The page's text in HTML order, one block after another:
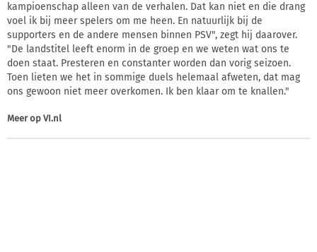
kampioenschap alleen van de verhalen. Dat kan niet en die drang
voel ik bij meer spelers om me heen. En natuurlijk bij de
supporters en de andere mensen binnen PSV", zegt hij daarover.
"De landstitel leeft enorm in de groep en we weten wat ons te
doen staat. Presteren en constanter worden dan vorig seizoen.
Toen lieten we het in sommige duels helemaal afweten, dat mag
ons gewoon niet meer overkomen. Ik ben klaar om te knallen."
Meer op VI.nl